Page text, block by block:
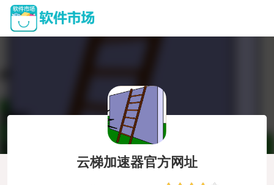
云梯加速器官方网址